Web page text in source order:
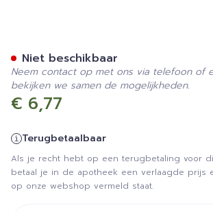
€ 6,77
Terugbetaalbaar
Als je recht hebt op een terugbetaling voor
betaal je in de apotheek een verlaagde prijs
op onze webshop vermeld staat.
Niet beschikbaar
Neem contact op met ons via telefoon of
bekijken we samen de mogelijkheden.